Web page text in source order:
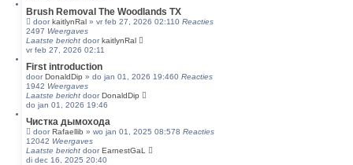
Brush Removal The Woodlands TX
doorkaitlynRal » vr feb 27, 2026 02:110 Reacties
2497 Weergaves
Laatste bericht doorkaitlynRal
vr feb 27, 2026 02:11
First introduction
doorDonaldDip » do jan 01, 2026 19:460 Reacties
1942 Weergaves
Laatste bericht doorDonaldDip
do jan 01, 2026 19:46
Чистка дымохода
doorRafaellib » wo jan 01, 2025 08:578 Reacties
12042 Weergaves
Laatste bericht doorEarnestGaL
di dec 16, 2025 20:40